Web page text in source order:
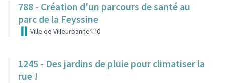
788 - Création d'un parcours de santé au
parc de la Feyssine
Ville de Villeurbanne 0
1245 - Des jardins de pluie pour climatiser la
rue !